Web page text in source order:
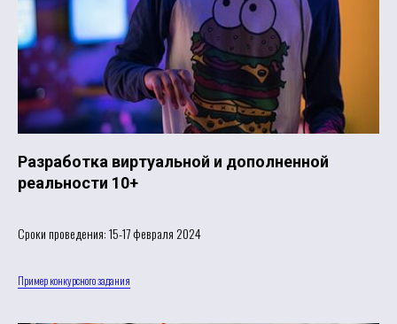
Разработка виртуальной и дополненной
реальности 10+
Сроки проведения: 15-17 февраля 2024
Пример конкурсного задания